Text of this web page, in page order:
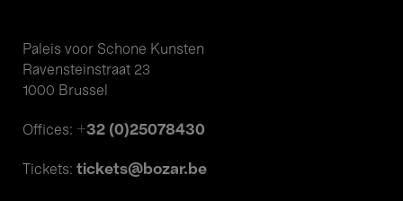
Paleis voor Schone Kunsten
Ravensteinstraat 23
1000 Brussel
Offices: +32 (0)25078430
Tickets: tickets@bozar.be